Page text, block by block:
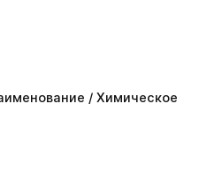
/ Химическое